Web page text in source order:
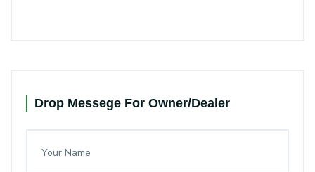
Drop Messege For Owner/Dealer